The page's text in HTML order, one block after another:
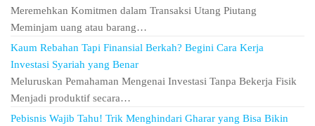
Meremehkan Komitmen dalam Transaksi Utang Piutang
Meminjam uang atau barang…
Kaum Rebahan Tapi Finansial Berkah? Begini Cara Kerja
Investasi Syariah yang Benar
Meluruskan Pemahaman Mengenai Investasi Tanpa Bekerja Fisik
Menjadi produktif secara…
Pebisnis Wajib Tahu! Trik Menghindari Gharar yang Bisa Bikin